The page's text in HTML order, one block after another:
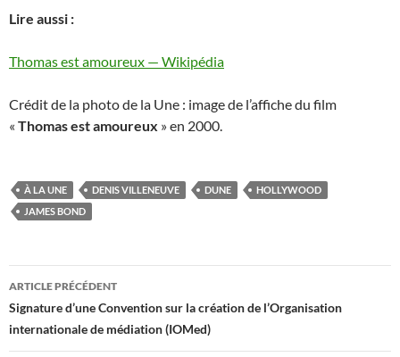
Lire aussi :
Thomas est amoureux — Wikipédia
Crédit de la photo de la Une : image de l’affiche du film
« Thomas est amoureux » en 2000.
À LA UNE DENIS VILLENEUVE DUNE
HOLLYWOOD
JAMES BOND
Navigation
des
articles
ARTICLE PRÉCÉDENT
Signature d’une Convention sur la création de l’Organisation
internationale de médiation (IOMed)